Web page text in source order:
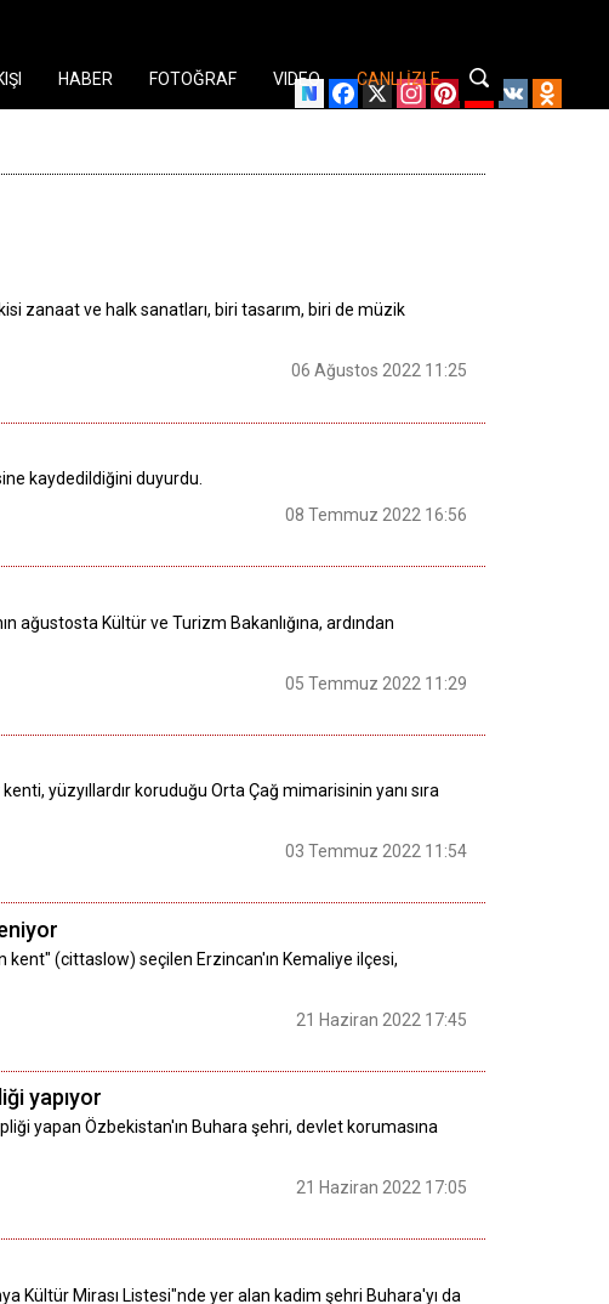
Facebook
X Instagram
PinterestYouTube
VK
HABER FOTOĞRAF VIDEO CANLI İZLE
zanaat ve halk sanatları, biri tasarım, biri de müzik
06 Ağustos 2022 11:25
kaydedildiğini duyurdu.
08 Temmuz 2022 16:56
ağustosta Kültür ve Turizm Bakanlığına, ardından
05 Temmuz 2022 11:29
yüzyıllardır koruduğu Orta Çağ mimarisinin yanı sıra
03 Temmuz 2022 11:54
kent" (cittaslow) seçilen Erzincan'ın Kemaliye ilçesi,
21 Haziran 2022 17:45
yapıyor
yapan Özbekistan'ın Buhara şehri, devlet korumasına
21 Haziran 2022 17:05
Kültür Mirası Listesi"nde yer alan kadim şehri Buhara'yı da